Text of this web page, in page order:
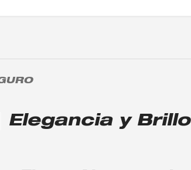
Elegancia y Brillo